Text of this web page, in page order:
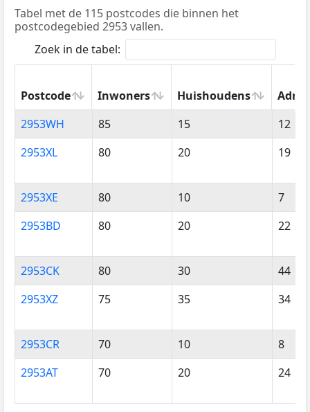
Tabel met de 115 postcodes die binnen het
postcodegebied 2953 vallen.
Zoek in de tabel:
Postcode Inwoners Huishoudens
Postcode
Inwoners Huishoudens
2953WH 85 15
12
2953XL
80 20 19
2953XE 80 10
7
2953BD
80 20 22
2953CK 80 30
44
2953XZ
75 35 34
2953CR 70 10
8
2953AT
70 20 24